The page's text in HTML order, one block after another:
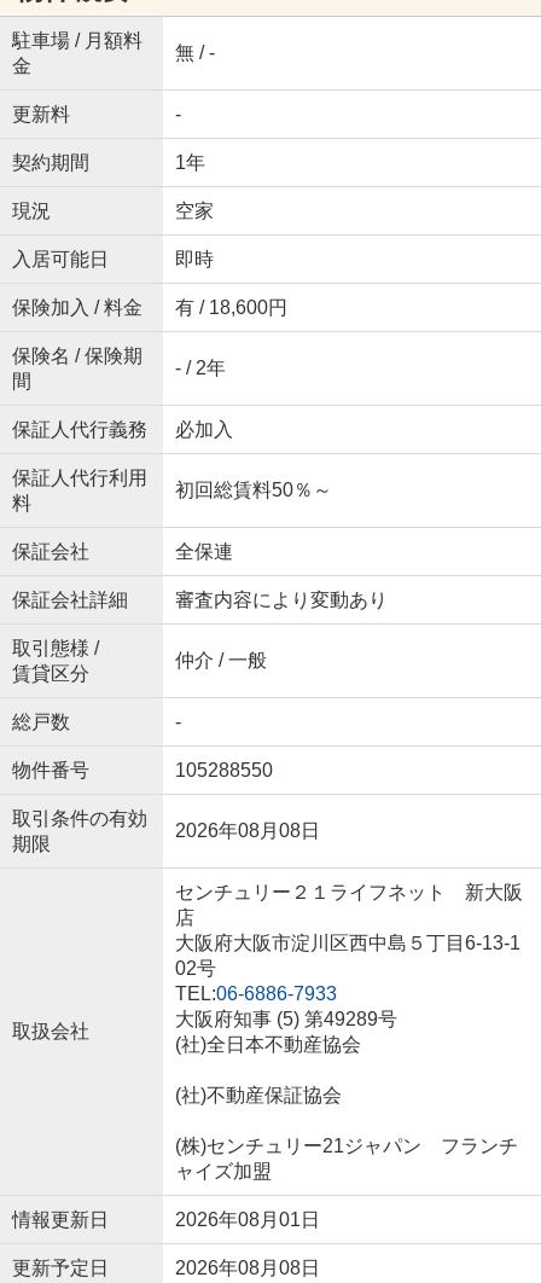
駐車場 / 月額料
金
無 / -
更新料 -
契約期間 1年
現況 空家
入居可能日 即時
保険加入 / 料金 有 / 18,600円
保険名 / 保険期
間
- / 2年
保証人代行義務 必加入
保証人代行利用
料
初回総賃料50％～
保証会社 全保連
保証会社詳細 審査内容により変動あり
取引態様 /
賃貸区分
仲介 / 一般
総戸数 -
物件番号 105288550
取引条件の有効
期限
2026年08月08日
取扱会社
センチュリー２１ライフネット 新大阪
店
大阪府大阪市淀川区西中島５丁目6-13-1
02号
TEL:06-6886-7933
大阪府知事 (5) 第49289号
(社)全日本不動産協会
(社)不動産保証協会
(株)センチュリー21ジャパン フランチ
ャイズ加盟
情報更新日 2026年08月01日
更新予定日 2026年08月08日